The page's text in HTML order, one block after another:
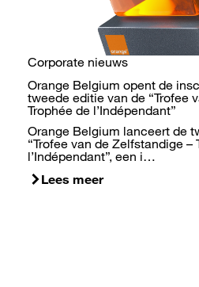
Corporate nieuws
Orange Belgium opent de
tweede editie van de “Trofee
Trophée de l’Indépendant”
Orange Belgium lanceert de
“Trofee van de Zelfstandige –
l’Indépendant”, een i…
Lees meer